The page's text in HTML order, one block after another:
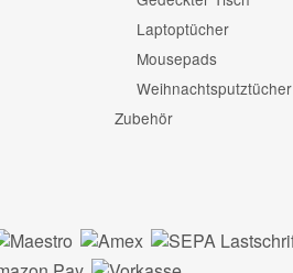
Laptoptücher
Mousepads
Weihnachtsputztücher
Zubehör